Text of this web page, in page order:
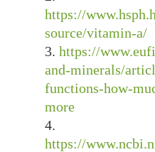
https://
source/vitamin-a/
https://
and-minerals/
functions-how-
more
https://